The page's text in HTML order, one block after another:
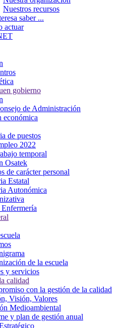
Nuestros recursos
saber ...
actuar
gobierno
de Administración
económica
de puestos
2022
temporal
Osatek
de carácter personal
Estatal
Autonómica
de la escuela
y servicios
calidad
con la gestión de la calidad
Visión, Valores
Medioambiental
y plan de gestión anual